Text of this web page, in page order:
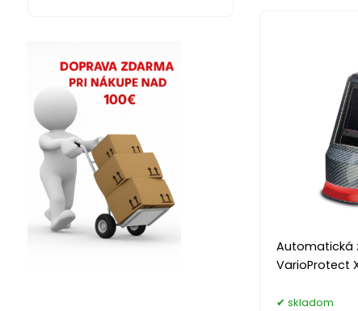
Automatická
VarioProtect
skladom